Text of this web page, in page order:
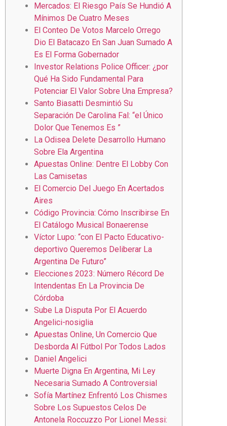
Mercados: El Riesgo País Se Hundió A
Mínimos De Cuatro Meses
El Conteo De Votos Marcelo Orrego
Dio El Batacazo En San Juan Sumado A
Es El Forma Gobernador
Investor Relations Police Officer: ¿por
Qué Ha Sido Fundamental Para
Potenciar El Valor Sobre Una Empresa?
Santo Biasatti Desmintió Su
Separación De Carolina Fal: “el Único
Dolor Que Tenemos Es ”
La Odisea Delete Desarrollo Humano
Sobre Ela Argentina
Apuestas Online: Dentre El Lobby Con
Las Camisetas
El Comercio Del Juego En Acertados
Aires
Código Provincia: Cómo Inscribirse En
El Catálogo Musical Bonaerense
Víctor Lupo: “con El Pacto Educativo-
deportivo Queremos Deliberar La
Argentina De Futuro”
Elecciones 2023: Número Récord De
Intendentas En La Provincia De
Córdoba
Sube La Disputa Por El Acuerdo
Angelici-nosiglia
Apuestas Online, Un Comercio Que
Desborda Al Fútbol Por Todos Lados
Daniel Angelici
Muerte Digna En Argentina, Mi Ley
Necesaria Sumado A Controversial
Sofía Martínez Enfrentó Los Chismes
Sobre Los Supuestos Celos De
Antonela Roccuzzo Por Lionel Messi: